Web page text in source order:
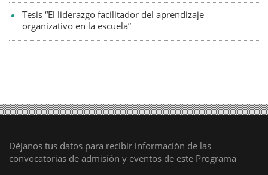
Tesis “El liderazgo facilitador del aprendizaje
organizativo en la escuela”
Déjanos tus datos para recibir información de las
convocatorias de admisión y eventos de este Programa